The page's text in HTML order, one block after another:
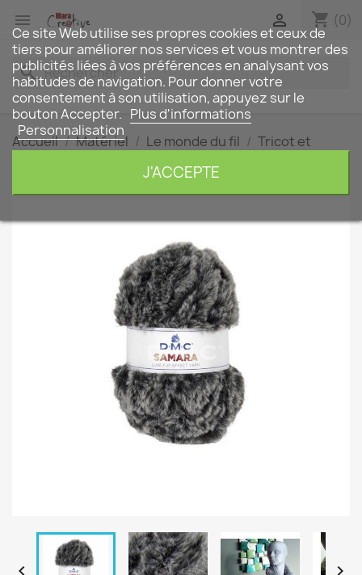
 shopping_cart (0)

search
Accueil Matériel Le monde du fil
Tricot et
 
Ce site Web utilise ses propres cookies et ceux de
tiers pour améliorer nos services et vous montrer des
publicités liées à vos préférences en analysant vos
habitudes de navigation. Pour donner votre
consentement à son utilisation, appuyez sur le
bouton Accepter. Plus d'informations
Personnalisation
J'ACCEPTE